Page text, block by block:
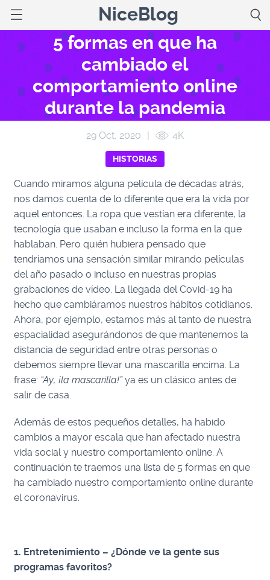
NiceBlog
5 formas en que ha
cambiado el
comportamiento online
durante la pandemia
29 Oct, 2020 | 4K
HISTORIAS
Cuando miramos alguna película de décadas atrás,
nos damos cuenta de lo diferente que era la vida por
aquel entonces. La ropa que vestían era diferente, la
tecnología que usaban e incluso la forma en la que
hablaban. Pero quién hubiera pensado que
tendríamos una sensación similar mirando películas
del año pasado o incluso en nuestras propias
grabaciones de vídeo. La llegada del Covid-19 ha
hecho que cambiáramos nuestros hábitos cotidianos.
Ahora, por ejemplo, estamos más al tanto de nuestra
espacialidad asegurándonos de que mantenemos la
distancia de seguridad entre otras personas o
debemos siempre llevar una mascarilla encima. La
frase: “Ay, ¡la mascarilla!”ya es un clásico antes de
salir de casa.
Además de estos pequeños detalles, ha habido
cambios a mayor escala que han afectado nuestra
vida social y nuestro comportamiento online. A
continuación te traemos una lista de 5 formas en que
ha cambiado nuestro comportamiento online durante
el coronavirus.
1. Entretenimiento – ¿Dónde ve la gente sus
programas favoritos?